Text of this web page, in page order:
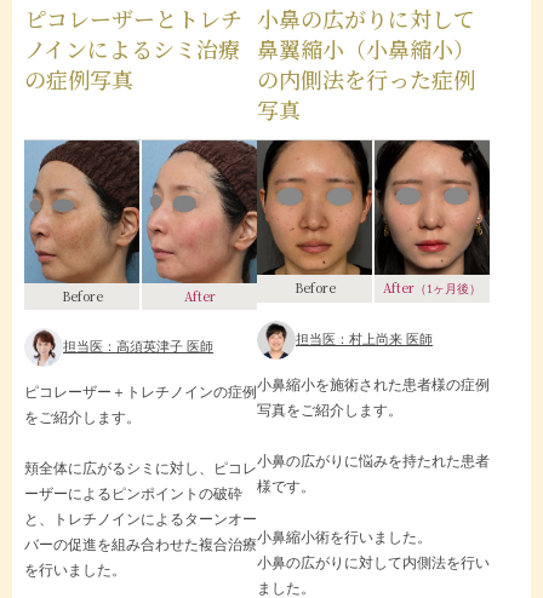
ピコレーザーとトレチ
ノインによるシミ治療
の症例写真
Before After
担当医：高須英津子 医師
ピコレーザー＋トレチノインの症例
をご紹介します。
頬全体に広がるシミに対し、ピコレ
ーザーによるピンポイントの破砕
と、トレチノインによるターンオー
バーの促進を組み合わせた複合治療
を行いました。
小鼻の広がりに対して
鼻翼縮小（小鼻縮小）
の内側法を行った症例
写真
Before After （1ヶ月後）
担当医：村上尚来 医師
小鼻縮小を施術された患者様の症例
写真をご紹介します。
小鼻の広がりに悩みを持たれた患者
様です。
小鼻縮小術を行いました。
小鼻の広がりに対して内側法を行い
ました。